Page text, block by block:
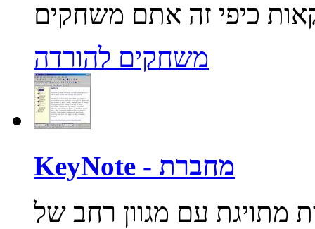
משחקים להורדה
KeyNote - מחברת